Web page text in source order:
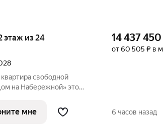
этаж из 24
свободной
на Набережной» это
строить».
14 437 450
от 60 505 ₽ в
мне 6 часов назад